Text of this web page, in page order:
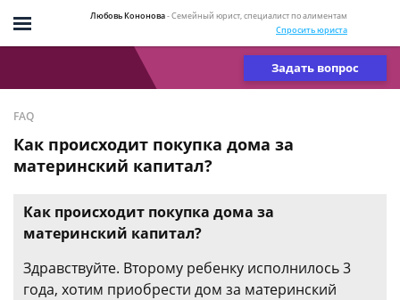
Любовь Кононова- Семейный юрист, специалист по алиментам
Спросить юриста
Задать вопрос
FAQ
Как происходит покупка дома за
материнский капитал?
Как происходит покупка дома за
материнский капитал?
Здравствуйте. Второму ребенку исполнилось 3
года, хотим приобрести дом за материнский